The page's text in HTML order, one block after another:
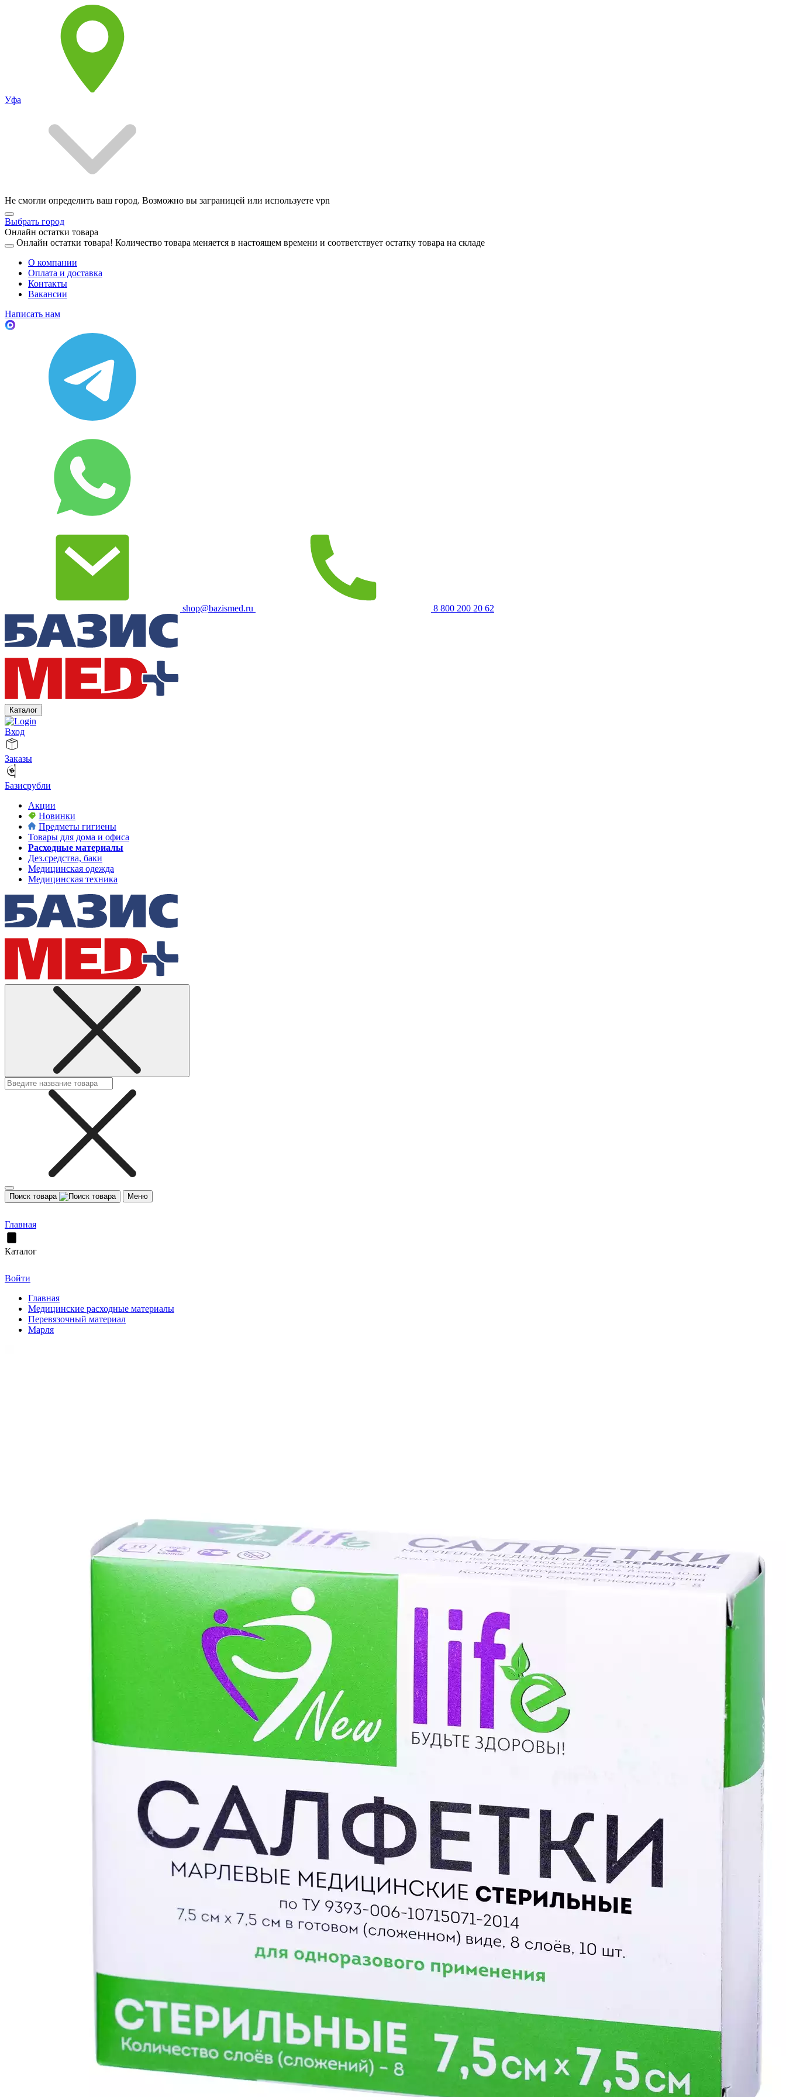
Уфа
Не смогли определить ваш город. Возможно вы заграницей или используете vpn
Выбрать город
Онлайн остатки товара
Онлайн остатки товара! Количество товара меняется в настоящем времени и соответствует остатку товара на складе
О компании
Оплата и доставка
Контакты
Вакансии
Написать нам
shop@bazismed.ru 8 800 200 20 62
Каталог
Вход
Заказы
Базисрубли
Акции
Новинки
Предметы гигиены
Товары для дома и офиса
Расходные материалы
Дез.средства, баки
Медицинская одежда
Медицинская техника
Поиск товара Меню
Главная
Каталог
Войти
Главная
Медицинские расходные материалы
Перевязочный материал
Марля